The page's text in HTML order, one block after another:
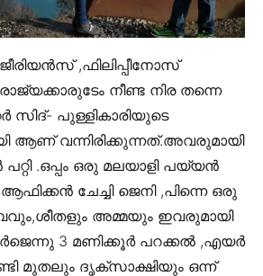
,ഫിലിപ്പീനോസ്
നീണ്ട നിര തന്നെ
സിദ്- പുള്ളികാരിയുടെ
ആണ് വന്നിരിക്കുന്നത്.അവരുമായി
.ഒപ്പം ഒരു മലയാളി പയ്യൻ
ചേച്ചി ജെനി ,പിന്നെ ഒരു
അമ്മയും ഇവരുമായി
3 മണിക്കൂർ പറക്കൽ ,എയർ
മുതലും ദൃക്‌സാക്ഷിയും ഒന്ന്